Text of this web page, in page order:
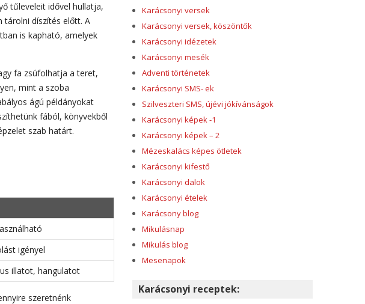
tűleveleit idővel hullatja,
tárolni díszítés előtt. A
is kapható, amelyek
fa zsúfolhatja a teret,
mint a szoba
ágú példányokat
fából, könyvekből
szab határt.
igényel
illatot, hangulatot
szeretnénk
Karácsonyi versek
Karácsonyi versek, köszöntők
Karácsonyi idézetek
Karácsonyi mesék
Adventi történetek
Karácsonyi SMS- ek
Szilveszteri SMS, újévi jókívánságok
Karácsonyi képek -1
Karácsonyi képek – 2
Mézeskalács képes ötletek
Karácsonyi kifestő
Karácsonyi dalok
Karácsonyi ételek
Karácsony blog
Mikulásnap
Mikulás blog
Mesenapok
Karácsonyi receptek: